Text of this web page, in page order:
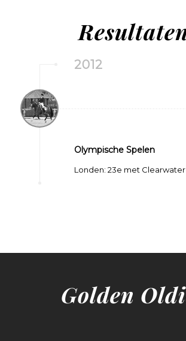
2012
Olympische Spelen
Londen: 23e met Clearwater
Golden